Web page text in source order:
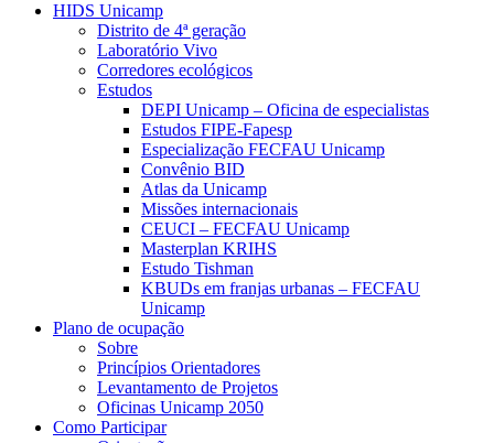
HIDS Unicamp
Distrito de 4ª geração
Laboratório Vivo
Corredores ecológicos
Estudos
DEPI Unicamp – Oficina de especialistas
Estudos FIPE-Fapesp
Especialização FECFAU Unicamp
Convênio BID
Atlas da Unicamp
Missões internacionais
CEUCI – FECFAU Unicamp
Masterplan KRIHS
Estudo Tishman
KBUDs em franjas urbanas – FECFAU
Unicamp
Plano de ocupação
Sobre
Princípios Orientadores
Levantamento de Projetos
Oficinas Unicamp 2050
Como Participar